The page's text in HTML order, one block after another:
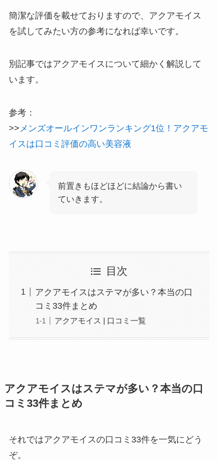
簡潔な評価を載せておりますので、アクアモイス
を試してみたい方の参考になれば幸いです。
別記事ではアクアモイスについて細かく解説して
います。
参考：
>>メンズオールインワンランキング1位！アクアモ
イスは口コミ評価の高い美容液
前置きもほどほどに結論から書い
ていきます。
目次
アクアモイスはステマが多い？本当の口
コミ33件まとめ
アクアモイス | 口コミ一覧
アクアモイスはステマが多い？本当の口
コミ33件まとめ
それではアクアモイスの口コミ33件を一気にどう
ぞ。